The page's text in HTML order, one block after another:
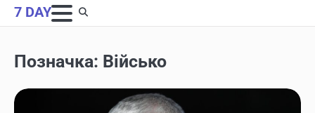
Skip
to
7 DAY
Позначка: Військо